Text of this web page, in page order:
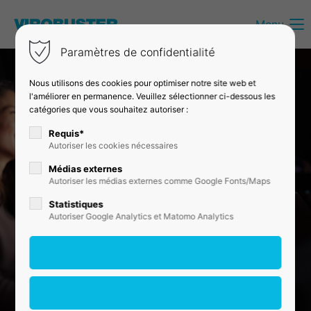
Login
Identifiant
Mot de passe
Connexion
Register|Lost your password?
Support
Menu
Paramètres de confidentialité
Nous utilisons des cookies pour optimiser notre site web et
l'améliorer en permanence. Veuillez sélectionner ci-dessous les
catégories que vous souhaitez autoriser :
Requis*
Autoriser les cookies nécessaires
Médias externes
Autoriser les médias externes comme Google Fonts/Maps
Statistiques
Autoriser Google Analytics et Matomo Analytics